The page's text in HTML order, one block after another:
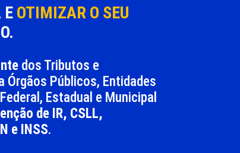
E OTIMIZAR O SEU
dos Tributos e
Órgãos Públicos, Entidades
Estadual e Municipal
de IR, CSLL,
e INSS.